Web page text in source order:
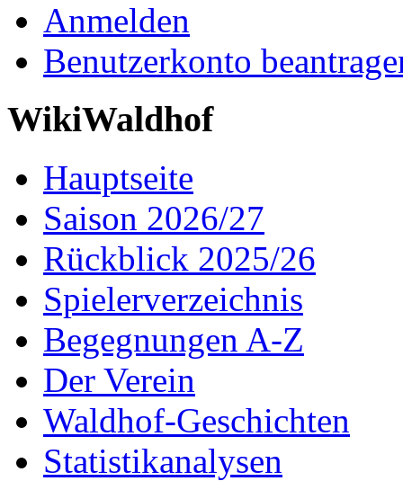
Anmelden
Benutzerkonto
WikiWaldhof
Hauptseite
Saison 2026/27
Rückblick 2025/26
Spielerverzeichnis
Begegnungen A-Z
Der Verein
Waldhof-Geschichten
Statistikanalysen